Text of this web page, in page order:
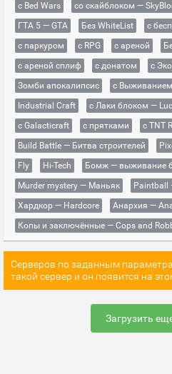
с Bed Wars
со скайблоком —
ГТА 5 — GTA
Без WhiteList
с
с паркуром
с RPG с ареной
с ареной сплиф
с донатом с
Зомби апокалипсис
с Выживанием
Industrial Craft
с Лаки блоком —
с Galacticraft
с прятками с TNT
Build Battle — Битва строителей
Fly
Hi-Tech
Бомж — выживание
Murder mystery — Маньяк
Paintball
Хардкор — Hardcore
Анархия —
Копы и заключённые — Cops and
Серверов по заданным
такой сервер и он появится на
Загрузить